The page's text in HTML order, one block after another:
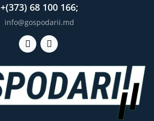
+(373) 68 100 166;
info@gospodarii.md